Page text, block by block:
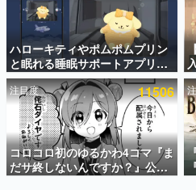
ゲームの企画書
名作ゲームクリエイタ
聞きし、ヒットする企
きます。
赫本
この物語を解いてはい
の形をした短編ホラー
新世代に訊く
これからのデジタルゲ
の姿を追い、彼らのル
ハローキティやポムポムプリン
と眠れる睡眠サポートアプリ
『ゆめたび』が配信中。キャラ
ごとのASMRや目覚ましアラー
ムも搭載
注目度 11506
コロコロ初のゆるかわ4コマ『ま
だサ終しないんですか？』公開
スタート。主人公は新入社員の